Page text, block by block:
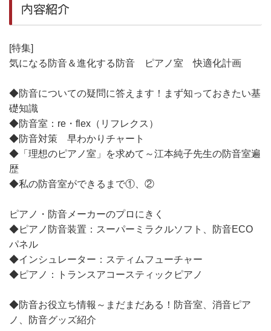
内容紹介
[特集]
気になる防音＆進化する防音 ピアノ室 快適化計画
◆防音についての疑問に答えます！まず知っておきたい基
礎知識
◆防音室：re・flex（リフレクス）
◆防音対策 早わかりチャート
◆「理想のピアノ室」を求めて～江本純子先生の防音室遍
歴
◆私の防音室ができるまで①、②
ピアノ・防音メーカーのプロにきく
◆ピアノ防音装置：スーパーミラクルソフト、防音ECO
パネル
◆インシュレーター：スティムフューチャー
◆ピアノ：トランスアコースティックピアノ
◆防音お役立ち情報～まだまだある！防音室、消音ピア
ノ、防音グッズ紹介